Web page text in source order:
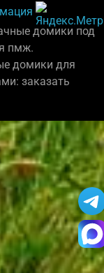
домики под
пмж.
домики для
заказать